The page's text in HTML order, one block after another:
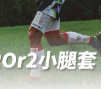
人之同意方可使用
損失，本公司不負相關責
號之用戶狀況，依本公司即
形，本公司將視審查結果
若發現惡意使用之情形，